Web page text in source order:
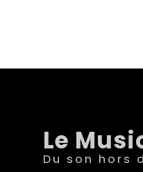
Le
Du son hors